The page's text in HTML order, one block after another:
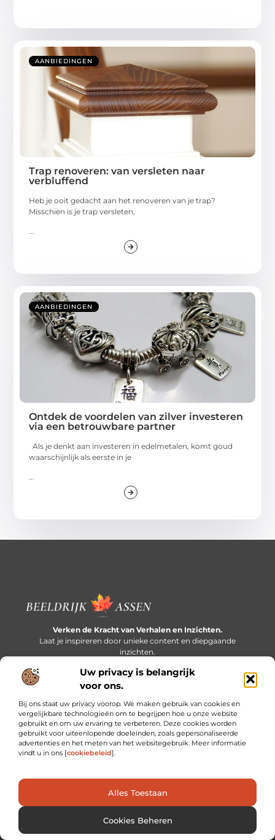
Uw privacy is belangrijk
voor ons.
Bij ons staat uw privacy voorop. We maken gebruik van cookies en
vergelijkbare technologieën om te begrijpen hoe u onze website
gebruikt en om uw ervaring te verbeteren. Deze cookies worden
gebruikt voor uiteenlopende doeleinden, zoals gepersonaliseerde
advertenties en het meten van het websitegebruik. Meer informatie
vindt u in ons [cookiebeleid].
Alles Toestaan
Cookies Beheren
AANBIEDINGEN
Trap renoveren: van versleten naar
verbluffend
Heb je ooit gedacht aan het renoveren van je trap?
Misschien is je trap versleten,
...
AANBIEDINGEN
Ontdek de voordelen van zilver investeren
via een betrouwbare partner
Als je denkt aan investeren in edelmetalen, komt goud
waarschijnlijk als eerste in je
...
Verken de Kracht van Verhalen en Inzichten.
Laat je inspireren door unieke content en diepgaande
inzichten.
Bericht categorie
Onze informatie
Cookiebeleid (EU)
@2025 www.beeldrijkassen.nl. All Right Reserved.